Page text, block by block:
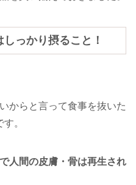
っかり摂ること！
からと言って食事を抜いた
。
人間の皮膚・骨は再生され